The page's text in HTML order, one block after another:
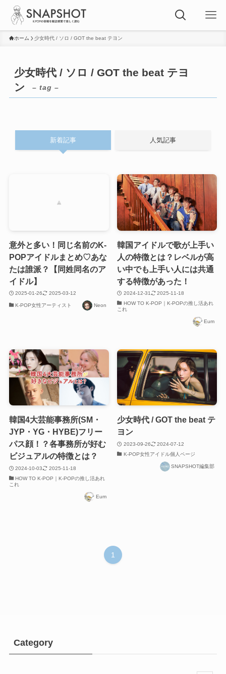
ホーム 少女時代 / ソロ / GOT the beat テヨン
少女時代 / ソロ / GOT the beat テヨ
ン
– tag –
新着記事 人気記事
意外と多い！同じ名前のK-
POPアイドルまとめ♡あな
たは誰派？【同姓同名のア
イドル】
2025-01-26 2025-03-12
K-POP女性アーティスト Neon
韓国アイドルで歌が上手い
人の特徴とは？レベルが高
い中でも上手い人には共通
する特徴があった！
2024-12-31
2025-11-18
HOW TO K-POP｜K-POPの推し活あれ
これ
Eum
韓国4大芸能事務所(SM・
JYP・YG・HYBE)フリー
パス顔！？各事務所が好む
ビジュアルの特徴とは？
2024-10-03
2025-11-18
HOW TO K-POP｜K-POPの推し活あれ
これ
Eum
少女時代 / GOT the beat テ
ヨン
2023-09-26
2024-07-12
K-POP女性アイドル個人ページ
SNAPSHOT編集部
1
Category